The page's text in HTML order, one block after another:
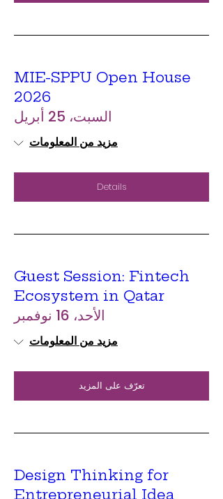
MIE-SPPU Open House
2026
السبت، 25 أبريل
مزيد من المعلومات
Details
Guest Session: Fintech
Ecosystem in Qatar
الأحد، 16 نوفمبر
مزيد من المعلومات
تعرّف على المزيد
Design Thinking for
Entrepreneurial Idea